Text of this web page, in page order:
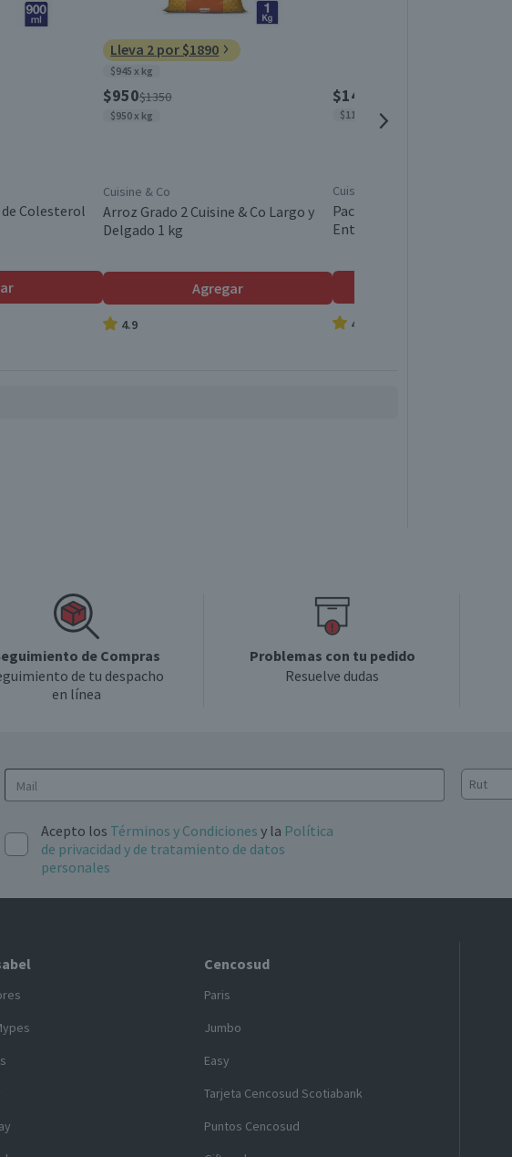
0
37,5
0,9
193,5
Chile
Colesterol
Lleva 2 por $1890
$945 x kg
$950$1350
$950 x kg
Cuisine & Co
Arroz Grado 2 Cuisine & Co Largo y
Delgado 1 kg
Agregar
4.9
$14.280
$1190 x lt
Cuisine & Co
Pack 12 un. Leche Cuisine & Co
Entera 1 L
4.9
de Compras
de tu despacho
en línea
Problemas con tu pedido
Resuelve dudas
Acepto los Términos y Condiciones y la Política
de privacidad y de tratamiento de datos
personales
Cencosud
Paris
Jumbo
Easy
Tarjeta Cencosud Scotiabank
Puntos Cencosud